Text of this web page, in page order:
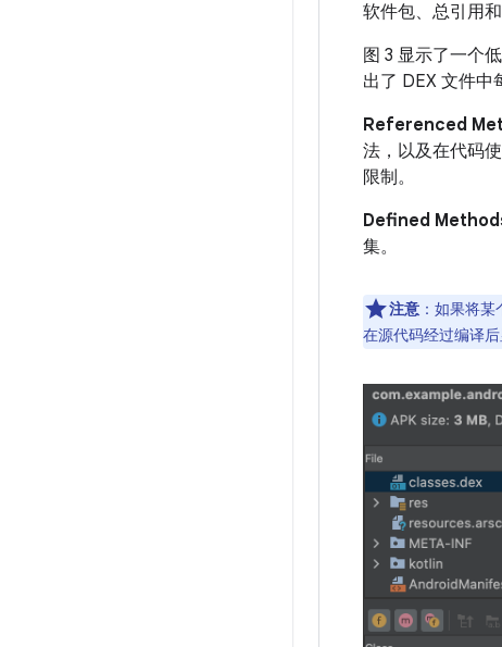
软件包、总引用
图 3 显示了一个
出了 DEX 文件中
Referenced
法，以及在代码
限制。
Defined
集。
注意 ：如果将
在源代码经过编译后